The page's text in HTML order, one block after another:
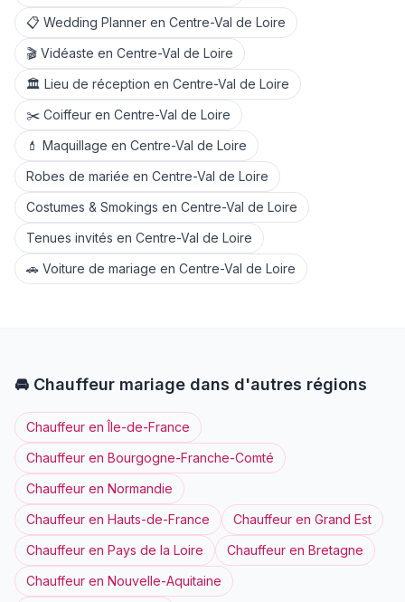
📋 Wedding Planner en Centre-Val de Loire
🎬 Vidéaste en Centre-Val de Loire
🏛️ Lieu de réception en Centre-Val de Loire
✂️ Coiffeur en Centre-Val de Loire
💄 Maquillage en Centre-Val de Loire
Robes de mariée en Centre-Val de Loire
Costumes & Smokings en Centre-Val de Loire
Tenues invités en Centre-Val de Loire
🚗 Voiture de mariage en Centre-Val de Loire
🚘 Chauffeur mariage dans d'autres régions
Chauffeur enÎle-de-France
Chauffeur en Bourgogne-Franche-Comté
Chauffeur en Normandie
Chauffeur en Hauts-de-France Chauffeur en Grand Est
Chauffeur en Pays de la Loire Chauffeur en Bretagne
Chauffeur en Nouvelle-Aquitaine